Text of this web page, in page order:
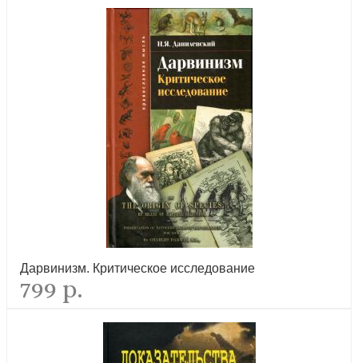
Православие и русская литература в 2-х томах
Лето Господне. Няня из Москвы
Дарвинизм. Критическое исследование
799 р.